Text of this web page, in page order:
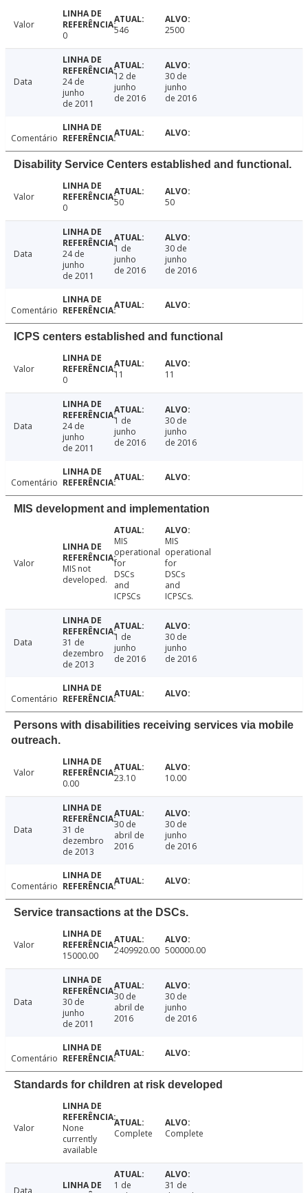
Valor
0
546 2500
Data
24 de
junho
de 2011
12 de
junho
de 2016
30 de
junho
de 2016
Comentário
Disability Service Centers established and functional.
Valor
0
50 50
Data
24 de
junho
de 2011
1 de
junho
de 2016
30 de
junho
de 2016
Comentário
ICPS centers established and functional
Valor
0
11 11
Data
24 de
junho
de 2011
1 de
junho
de 2016
30 de
junho
de 2016
Comentário
MIS development and implementation
Valor
MIS not
developed.
MIS
operational
for
DSCs
and
ICPSCs
MIS
operational
for
DSCs
and
ICPSCs.
Data
31 de
dezembro
de 2013
1 de
junho
de 2016
30 de
junho
de 2016
Comentário
Persons with disabilities receiving services via mobile
outreach.
Valor
0.00
23.10 10.00
Data
31 de
dezembro
de 2013
30 de
abril de
2016
30 de
junho
de 2016
Comentário
Service transactions at the DSCs.
Valor
15000.00
2409920.00 500000.00
Data
30 de
junho
de 2011
30 de
abril de
2016
30 de
junho
de 2016
Comentário
Standards for children at risk developed
Valor
None
currently
available
Complete Complete
1 de
31 de